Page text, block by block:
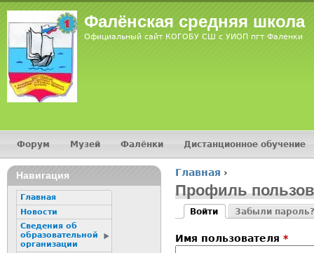
Фалёнская средняя школа
Официальный сайт КОГОБУ СШ с УИОП пгт Фаленки
Вы здесь
Главная ›
Профиль
Главные
Войти
Забыли пароль?
Имя пользователя *
Главное меню
Форум Музей Фалёнки Дистанционное обучение
Навигация
Главная
Новости
Сведения об
образовательной
организации